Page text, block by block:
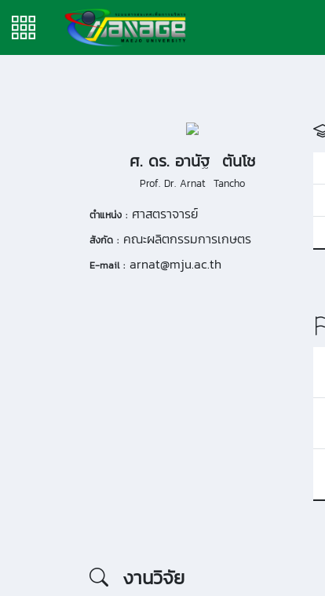
ศ. ดร. อานัฐ ตันโช
Prof. Dr. Arnat Tancho
ตำแหน่ง : ศาสตราจารย์
สังกัด : คณะผลิตกรรมการเกษตร
E-mail : arnat@mju.ac.th
งานวิจัย